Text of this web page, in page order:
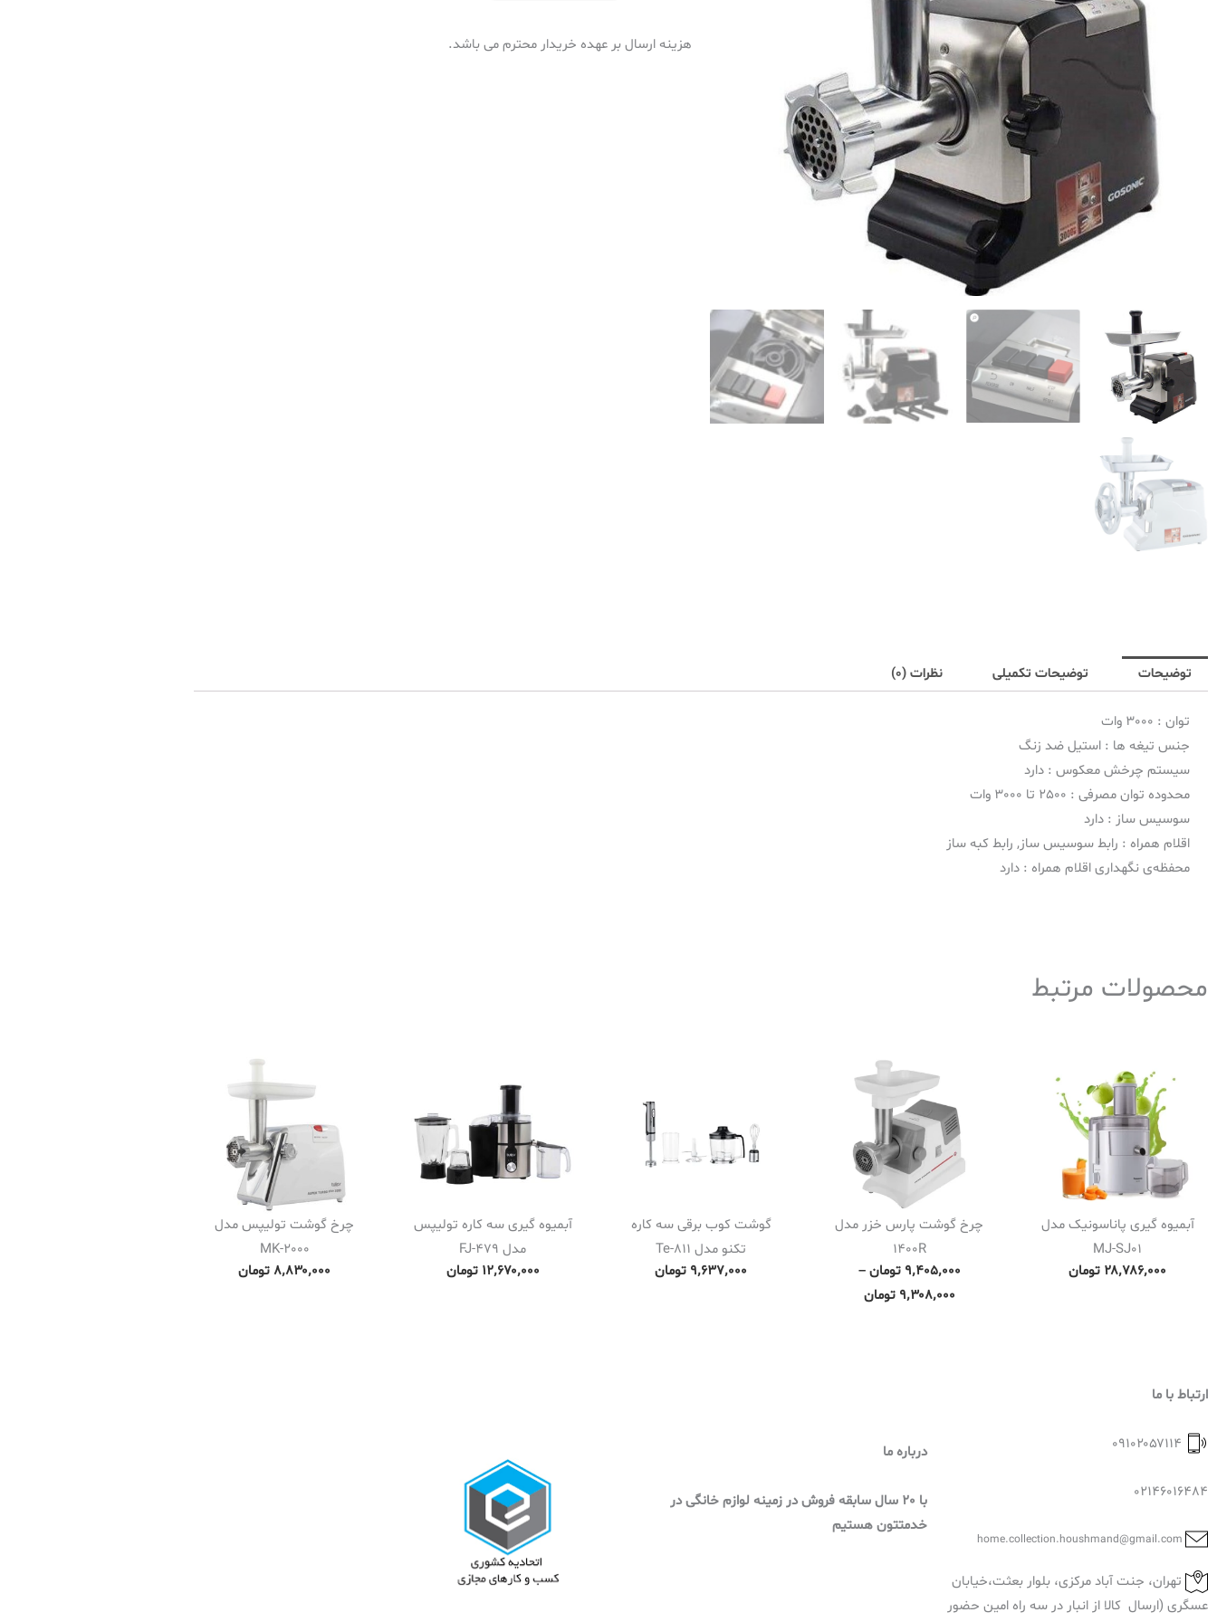
هزینه ارسال بر عهده خریدار محترم می باشد.
توضیحات توضیحات تکمیلی نظرات (0)
توان : 3000 وات
جنس تیغه ها : استیل ضد زنگ
سیستم چرخش معکوس : دارد
محدوده توان مصرفی : 2500 تا 3000 وات
سوسیس ساز : دارد
اقلام همراه : رابط سوسیس ساز, رابط کبه ساز
محفظه‌ی نگهداری اقلام همراه : دارد
محصولات مرتبط
آبمیوه گیری پاناسونیک مدل
MJ-SJ01
۲۸٬۷۸۶٬۰۰۰ تومان
چرخ گوشت پارس خزر مدل
1400R
۹٬۴۰۵٬۰۰۰ تومان –
۹٬۳۰۸٬۰۰۰ تومان
P
r
e
گوشت کوب برقی سه کاره
تکنو مدل Te-811
۹٬۶۳۷٬۰۰۰ تومان
آبمیوه گیری سه کاره تولیپس
مدل FJ-479
۱۲٬۶۷۰٬۰۰۰ تومان
چرخ گوشت تولیپس مدل
MK-2000
۸٬۸۳۰٬۰۰۰تومان
ارتباط با ما
02146016484
تهران، جنت آباد مرکزی، بلوار بعثت،خیابان
عسگری (ارسال کالا از انبار در سه راه امین حضور
درباره ما
با 20 سال سابقه فروش در زمینه لوازم خانگی در
خدمتتون هستیم